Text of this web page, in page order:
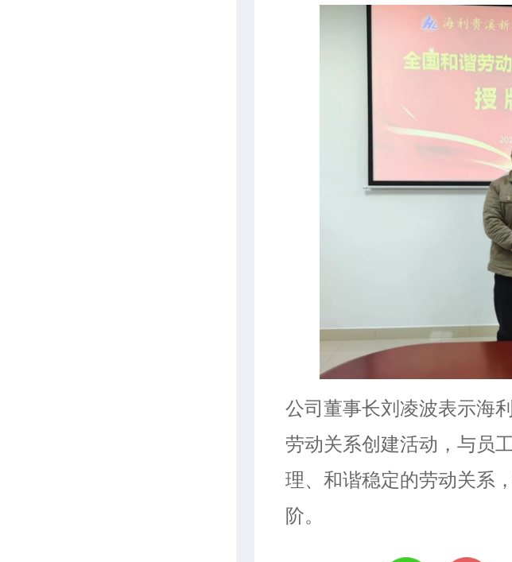
公司董事长刘凌波表示海
劳动关系创建活动，与员
理、和谐稳定的劳动关系
阶。